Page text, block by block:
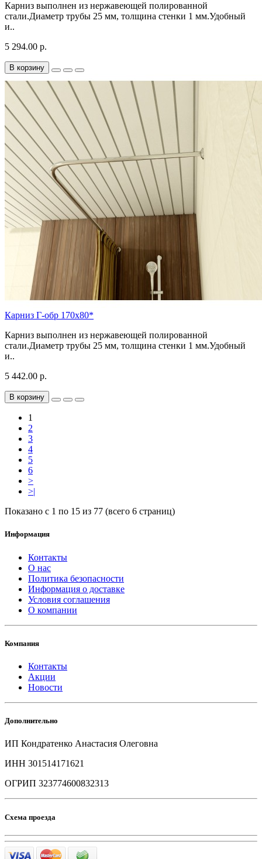
Карниз выполнен из нержавеющей полированной
стали.Диаметр трубы 25 мм, толщина стенки 1 мм.Удобный
и..
5 294.00 р.
В корзину
Карниз Г-обр 170х80*
Карниз выполнен из нержавеющей полированной
стали.Диаметр трубы 25 мм, толщина стенки 1 мм.Удобный
и..
5 442.00 р.
В корзину
1
2
3
4
5
6
>
>|
Показано с 1 по 15 из 77 (всего 6 страниц)
Информация
Контакты
О нас
Политика безопасности
Информация о доставке
Условия соглашения
О компании
Компания
Контакты
Акции
Новости
Дополнительно
ИП Кондратенко Анастасия Олеговна
ИНН 301514171621
ОГРИП 323774600832313
Схема проезда